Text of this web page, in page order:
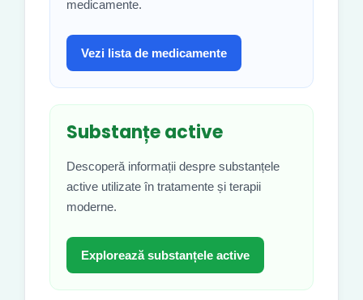
medicamente.
Vezi lista de medicamente
Substanțe active
Descoperă informații despre substanțele
active utilizate în tratamente și terapii
moderne.
Explorează substanțele active